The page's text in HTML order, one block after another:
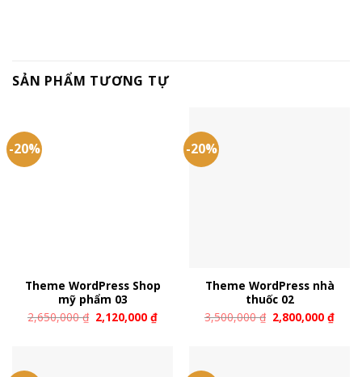
SẢN PHẨM TƯƠNG TỰ
-20%
Theme WordPress Shop
mỹ phẩm 03
2,650,000₫ 2,120,000₫
-20%
Theme WordPress nhà
thuốc 02
3,500,000₫ 2,800,000₫